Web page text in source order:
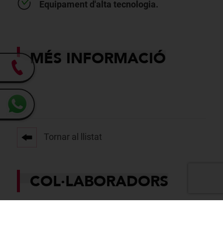
Equipament d'alta tecnologia.
MÉS INFORMACIÓ
Tornar al llistat
COL·LABORADORS